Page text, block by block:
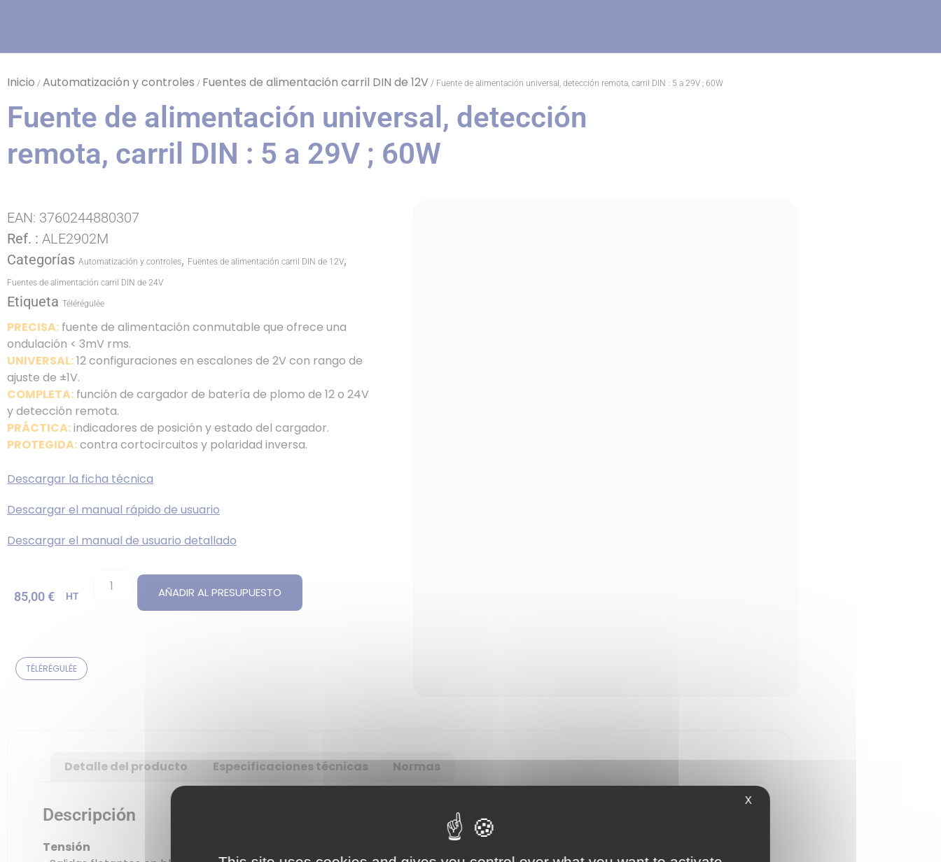
Inicio / Automatización y controles / Fuentes de alimentación carril DIN de 12V / Fuente de alimentación universal, detección remota, carril DIN : 5 a 29V ; 60W
Fuente de alimentación universal, detección
remota, carril DIN : 5 a 29V ; 60W
EAN: 3760244880307
Ref. : ALE2902M
Categorías Automatización y controles, Fuentes de alimentación carril DIN de 12V,
Fuentes de alimentación carril DIN de 24V
Etiqueta Télérégulée
PRECISA: fuente de alimentación conmutable que ofrece una
ondulación < 3mV rms.
UNIVERSAL:12 configuraciones en escalones de 2V con rango de
ajuste de ±1V.
COMPLETA: función de cargador de batería de plomo de 12 o 24V
y detección remota.
PRÁCTICA:indicadores de posición y estado del cargador.
PROTEGIDA:contra cortocircuitos y polaridad inversa.
Descargar la ficha técnica
Descargar el manual rápido de usuario
Descargar el manual de usuario detallado
85,00 € HT AÑADIR AL PRESUPUESTO
TÉLÉRÉGULÉE
Detalle del producto Especificaciones técnicas Normas
Descripción
Tensión
X